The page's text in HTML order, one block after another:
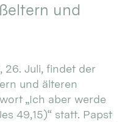
und
26. Juli, findet der
und älteren
„Ich aber werde
49,15)“ statt. Papst